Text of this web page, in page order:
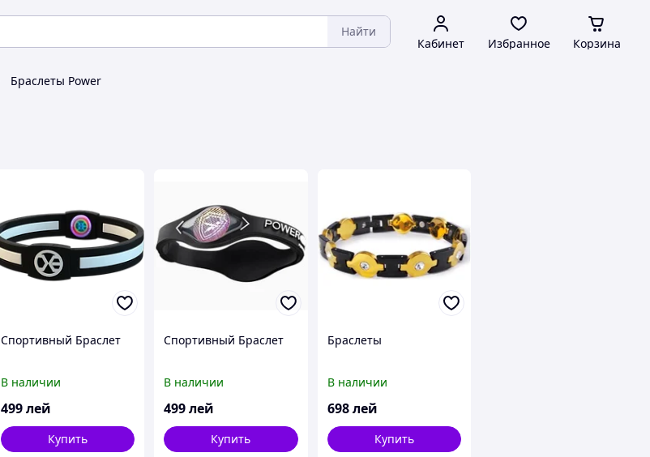
Найти
Кабинет Избранное Корзина
Браслеты Power
Спортивный Браслет
В наличии
499лей
Купить
Спортивный Браслет
В наличии
499лей
Купить
Браслеты
В наличии
698 лей
Купить